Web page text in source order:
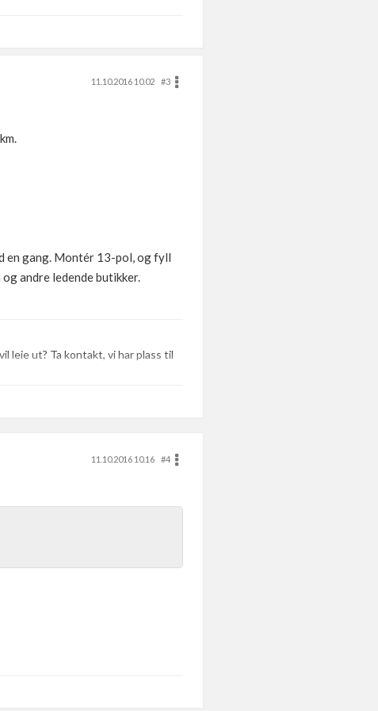
11.10.2016 10.02
#3
en gang. Montér 13-pol, og fyll
andre ledende butikker.
leie ut? Ta kontakt, vi har plass til
11.10.2016 10.16
#4